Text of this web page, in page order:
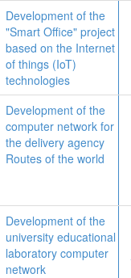
Development of the
"Smart Office" project
based on the Internet
of things (IoT)
technologies
Development of the
computer network for
the delivery agency
Routes of the world
Development of the
university educational
laboratory computer
network